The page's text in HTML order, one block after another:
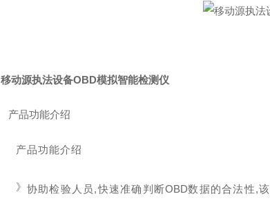
移动源执法设备OBD模拟智能检测仪
产品功能介绍
产品功能介绍
》 协助检验人员,快速准确判断OBD数据的合法性,